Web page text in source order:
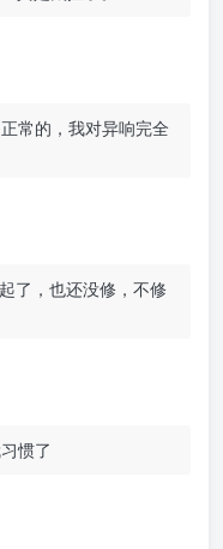
常的，我对异响完全
了，也还没修，不修
惯了